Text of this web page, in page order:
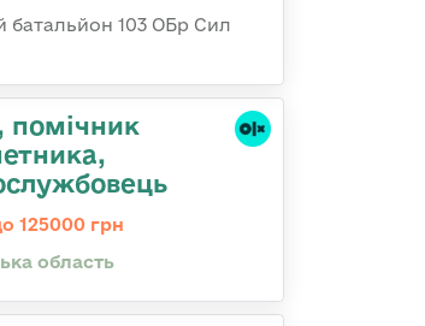
батальйон 103 ОБр Сил
помічник
125000 грн
область